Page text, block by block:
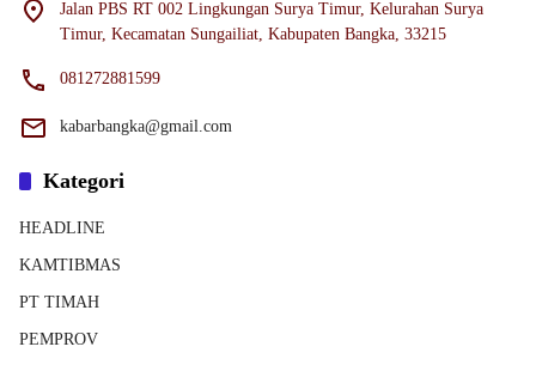
Jalan PBS RT 002 Lingkungan Surya Timur, Kelurahan Surya
Timur, Kecamatan Sungailiat, Kabupaten Bangka, 33215
081272881599
kabarbangka@gmail.com
Kategori
HEADLINE
KAMTIBMAS
PT TIMAH
PEMPROV